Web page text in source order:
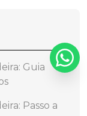
Guia
Passo a